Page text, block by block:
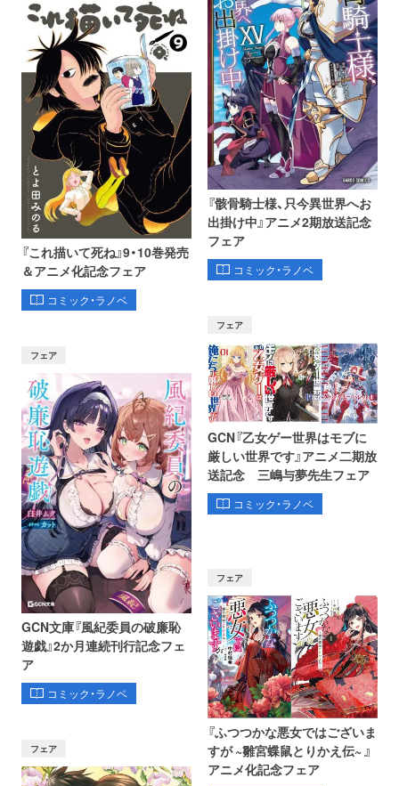
『これ描いて死ね』9・10巻発売
＆アニメ化記念フェア
コミック・ラノベ
『骸骨騎士様、只今異世界へお
出掛け中』アニメ2期放送記念
フェア
コミック・ラノベ
フェア
GCN文庫『風紀委員の破廉恥
遊戯』2か月連続刊行記念フェ
ア
コミック・ラノベ
フェア
GCN『乙女ゲー世界はモブに
厳しい世界です』アニメ二期放
送記念 三嶋与夢先生フェア
コミック・ラノベ
フェア
フェア
『ふつつかな悪女ではございま
すが ~雛宮蝶鼠とりかえ伝~ 』
アニメ化記念フェア